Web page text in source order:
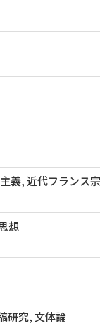
義, 近代フランス
想
研究, 文体論